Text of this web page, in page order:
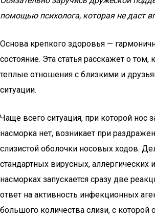
помощью психолога, которая не даст
Основа крепкого здоровья —
состояние. Эта статья расскажет о том,
теплые отношения с близкими и
ситуации.
Чаще всего ситуация, при которой нос
насморка нет, возникает при
слизистой оболочки носовых ходов.
стандартных вирусных, аллергических
насморках запускается сразу две
ответ на активность инфекционных
большого количества слизи, с которой